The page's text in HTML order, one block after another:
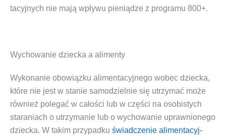
ta­cyj­nych nie mają wpły­wu pie­nią­dze z pro­gra­mu 800+.
Wychowanie dziecka a alimenty
Wyko­na­nie obo­wiąz­ku ali­men­ta­cyj­ne­go wobec dziec­ka,
któ­re nie jest w sta­nie samo­dziel­nie się utrzy­mać może
rów­nież pole­gać w cało­ści lub w czę­ści na oso­bi­stych
sta­ra­niach o utrzy­ma­nie lub o wycho­wa­nie upraw­nio­ne­go
dziec­ka. W takim przy­pad­ku świad­cze­nie ali­men­ta­cyj­